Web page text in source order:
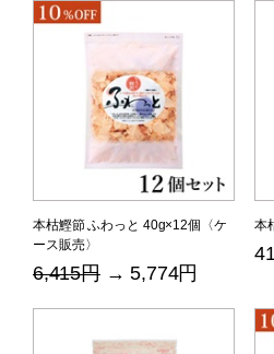
本枯鰹節 ふわっと 40g×12個〈ケ
ース販売〉
6,415円→ 5,774円
本